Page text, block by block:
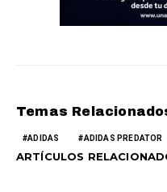
Temas
ADIDAS ADIDAS PREDATOR
ARTÍCULOS